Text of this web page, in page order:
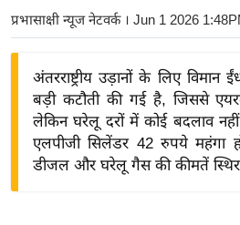
ज़
ने
द्यो
प्रभासाक्षी न्यूज नेटवर्क। Jun 1 2026
अंतरराष्ट्रीय उड़ानों के लिए
बड़ी कटौती की गई है, जिससे
लेकिन घरेलू दरों में कोई बदलाव
एलपीजी सिलेंडर 42 रुपये महंगा
डीजल और घरेलू गैस की कीमतें स्थिर